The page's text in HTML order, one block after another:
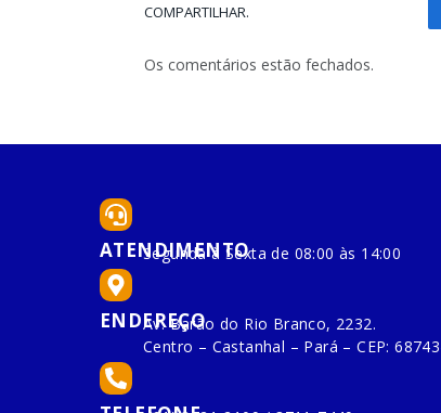
COMPARTILHAR.
Os comentários estão fechados.
ATENDIMENTO
Segunda à Sexta de 08:00 às 14:00
ENDEREÇO
Av. Barão do Rio Branco, 2232.
Centro – Castanhal – Pará – CEP: